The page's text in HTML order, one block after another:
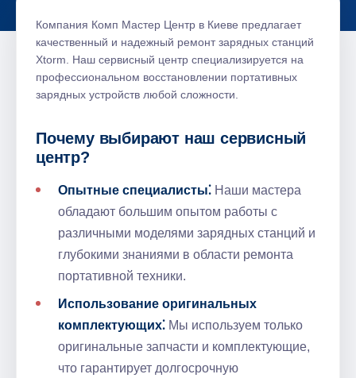
Компания Комп Мастер Центр в Киеве предлагает
качественный и надежный ремонт зарядных станций
Xtorm.​ Наш сервисный центр специализируется на
профессиональном восстановлении портативных
зарядных устройств любой сложности.
Почему выбирают наш сервисный
центр?​
Опытные специалисты⁚ Наши мастера
обладают большим опытом работы с
различными моделями зарядных станций и
глубокими знаниями в области ремонта
портативной техники.​
Использование оригинальных
комплектующих⁚ Мы используем только
оригинальные запчасти и комплектующие,
что гарантирует долгосрочную